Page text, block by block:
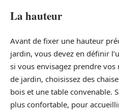
La hauteur
Avant de fixer une hauteur
jardin, vous devez en définir
si vous envisagez prendre vos
de jardin, choisissez des
bois et une table convenable.
plus confortable, pour